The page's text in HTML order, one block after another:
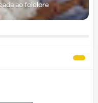
ao folclore